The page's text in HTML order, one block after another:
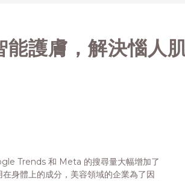
護膚，解決惱人
Trends 和 Meta 的搜尋量大幅增加了
身體上的成分，美容領域的企業為了因